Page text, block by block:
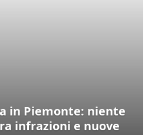
in Piemonte: niente
infrazioni e nuove